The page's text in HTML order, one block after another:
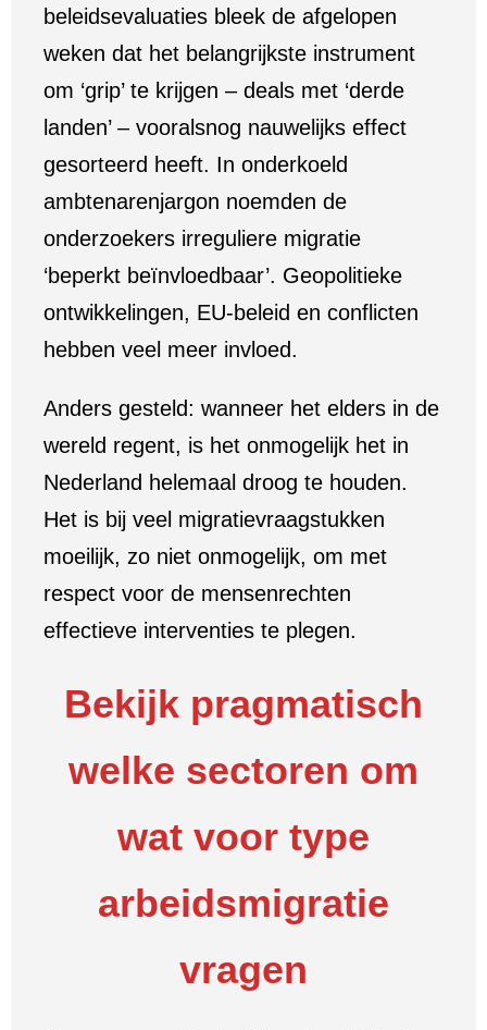
beleidsevaluaties bleek de afgelopen
weken dat het belangrijkste instrument
om ‘grip’ te krijgen – deals met ‘derde
landen’ – vooralsnog nauwelijks effect
gesorteerd heeft. In onderkoeld
ambtenarenjargon noemden de
onderzoekers irreguliere migratie
‘beperkt beïnvloedbaar’. Geopolitieke
ontwikkelingen, EU-beleid en conflicten
hebben veel meer invloed.
Anders gesteld: wanneer het elders in de
wereld regent, is het onmogelijk het in
Nederland helemaal droog te houden.
Het is bij veel migratievraagstukken
moeilijk, zo niet onmogelijk, om met
respect voor de mensenrechten
effectieve interventies te plegen.
Bekijk pragmatisch
welke sectoren om
wat voor type
arbeidsmigratie
vragen